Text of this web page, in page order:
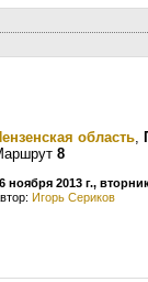
область,
8
ноября 2013 г.,
Игорь Сериков